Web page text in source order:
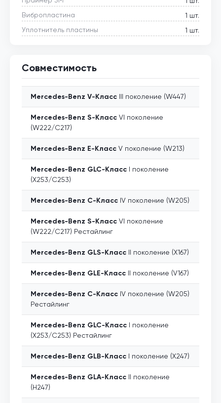
Вибропластина
1 шт.
Уплотнитель пластины
1 шт.
Совместимость
Mercedes-Benz V-Класс III поколение (W447)
Mercedes-Benz S-Класс VI поколение
(W222/C217)
Mercedes-Benz E-Класс V поколение (W213)
Mercedes-Benz GLC-Класс I поколение
(X253/C253)
Mercedes-Benz C-Класс IV поколение (W205)
Mercedes-Benz S-Класс VI поколение
(W222/C217) Рестайлинг
Mercedes-Benz GLS-Класс II поколение (X167)
Mercedes-Benz GLE-Класс II поколение (V167)
Mercedes-Benz C-Класс IV поколение (W205)
Рестайлинг
Mercedes-Benz GLC-Класс I поколение
(X253/C253) Рестайлинг
Mercedes-Benz GLB-Класс I поколение (X247)
Mercedes-Benz GLA-Класс II поколение
(H247)